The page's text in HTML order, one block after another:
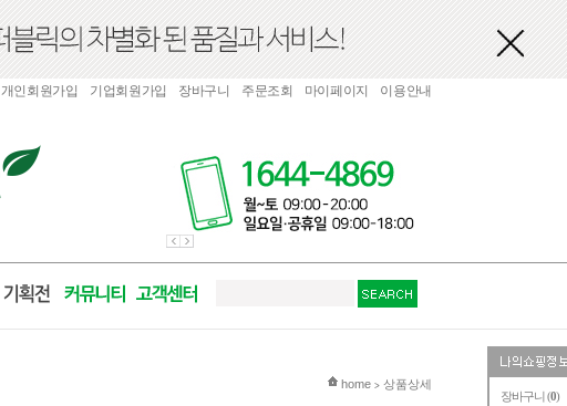
장바구니 (0)
개인회원가입 기업회원가입 장바구니 주문조회 마이페이지 이용안내
현재 위치
home > 상품상세